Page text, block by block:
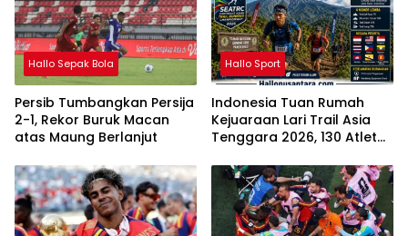
Hallo Sepak Bola
Persib Tumbangkan Persija
2-1, Rekor Buruk Macan
atas Maung Berlanjut
Hallo Sport
Indonesia Tuan Rumah
Kejuaraan Lari Trail Asia
Tenggara 2026, 130 Atlet
Gunung Gede Pangrango